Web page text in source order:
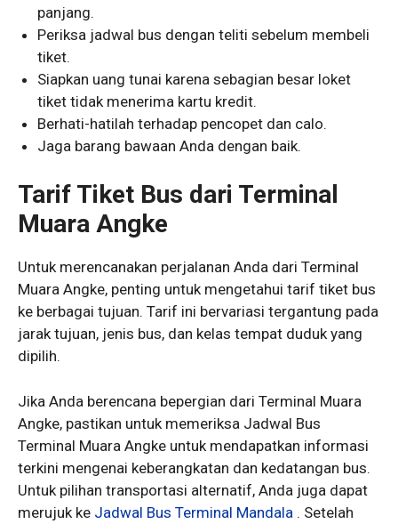
panjang.
Periksa jadwal bus dengan teliti sebelum membeli
tiket.
Siapkan uang tunai karena sebagian besar loket
tiket tidak menerima kartu kredit.
Berhati-hatilah terhadap pencopet dan calo.
Jaga barang bawaan Anda dengan baik.
Tarif Tiket Bus dari Terminal
Muara Angke
Untuk merencanakan perjalanan Anda dari Terminal
Muara Angke, penting untuk mengetahui tarif tiket bus
ke berbagai tujuan. Tarif ini bervariasi tergantung pada
jarak tujuan, jenis bus, dan kelas tempat duduk yang
dipilih.
Jika Anda berencana bepergian dari Terminal Muara
Angke, pastikan untuk memeriksa Jadwal Bus
Terminal Muara Angke untuk mendapatkan informasi
terkini mengenai keberangkatan dan kedatangan bus.
Untuk pilihan transportasi alternatif, Anda juga dapat
merujuk ke Jadwal Bus Terminal Mandala . Setelah